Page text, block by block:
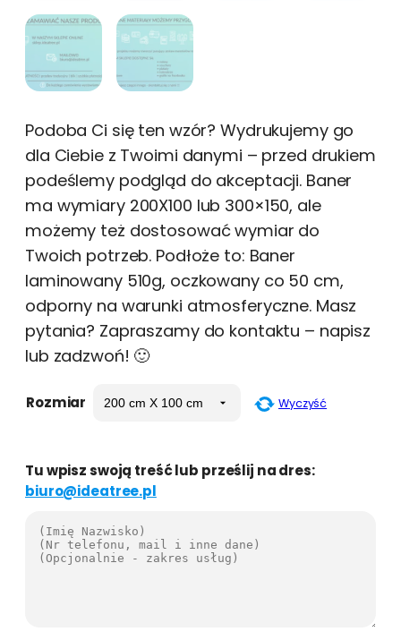
Podoba Ci się ten wzór? Wydrukujemy go
dla Ciebie z Twoimi danymi – przed drukiem
podeślemy podgląd do akceptacji. Baner
ma wymiary 200X100 lub 300×150, ale
możemy też dostosować wymiar do
Twoich potrzeb. Podłoże to: Baner
laminowany 510g, oczkowany co 50 cm,
odporny na warunki atmosferyczne. Masz
pytania? Zapraszamy do kontaktu – napisz
lub zadzwoń! 🙂
Rozmiar Wyczyść
Tu wpisz swoją treść lub prześlij na dres:
biuro@ideatree.pl